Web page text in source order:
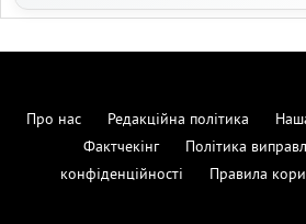
Про нас Редакційна політика
Фактчекінг
Політика
конфіденційності
Правила